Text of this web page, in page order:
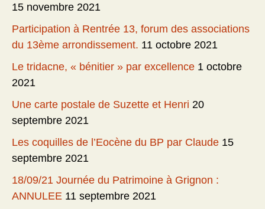
15 novembre 2021
Participation à Rentrée 13, forum des associations
du 13ème arrondissement. 11 octobre 2021
Le tridacne, « bénitier » par excellence 1 octobre
2021
Une carte postale de Suzette et Henri 20
septembre 2021
Les coquilles de l’Eocène du BP par Claude 15
septembre 2021
18/09/21 Journée du Patrimoine à Grignon :
ANNULEE 11 septembre 2021